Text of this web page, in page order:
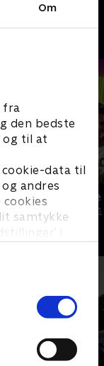
Om
fra
den bedste
og til at
data til
andres
samtykke
i
Må jeg være
Dokumentar •